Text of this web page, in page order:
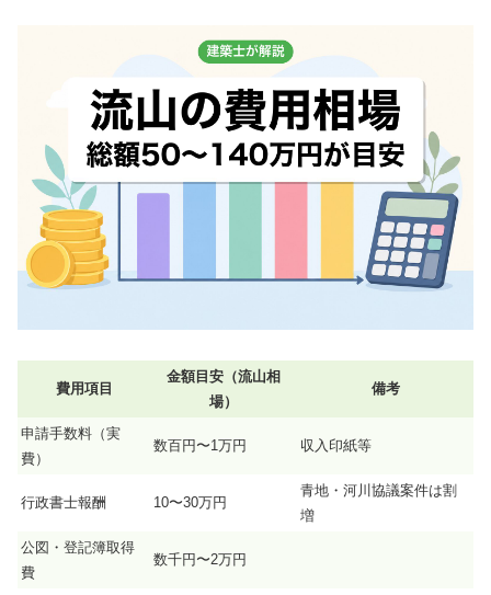
費用項目
金額目安（流山相
場）
備考
申請手数料（実
費）
数百円〜1万円 収入印紙等
行政書士報酬 10〜30万円
青地・河川協議案件は割
増
公図・登記簿取得
費
数千円〜2万円